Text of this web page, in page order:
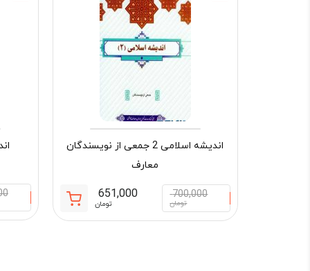
اندیشه اسلامی 2 جمعی از نویسندگان
معارف
700,000
تومان
قیمت
اصلی:
651,000
تومان
قیمت
فعلی: